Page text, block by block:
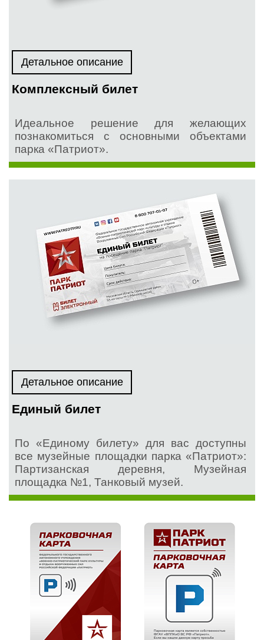
Детальное описание
Комплексный билет
Идеальное решение для желающих
познакомиться с основными объектами
парка «Патриот».
Детальное описание
Единый билет
По «Единому билету» для вас доступны
все музейные площадки парка «Патриот»:
Партизанская деревня, Музейная
площадка №1, Танковый музей.